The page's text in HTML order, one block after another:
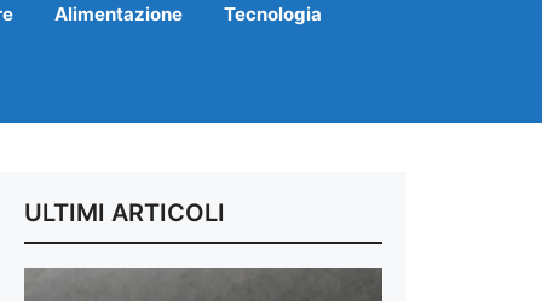
Alimentazione Tecnologia
ULTIMI ARTICOLI